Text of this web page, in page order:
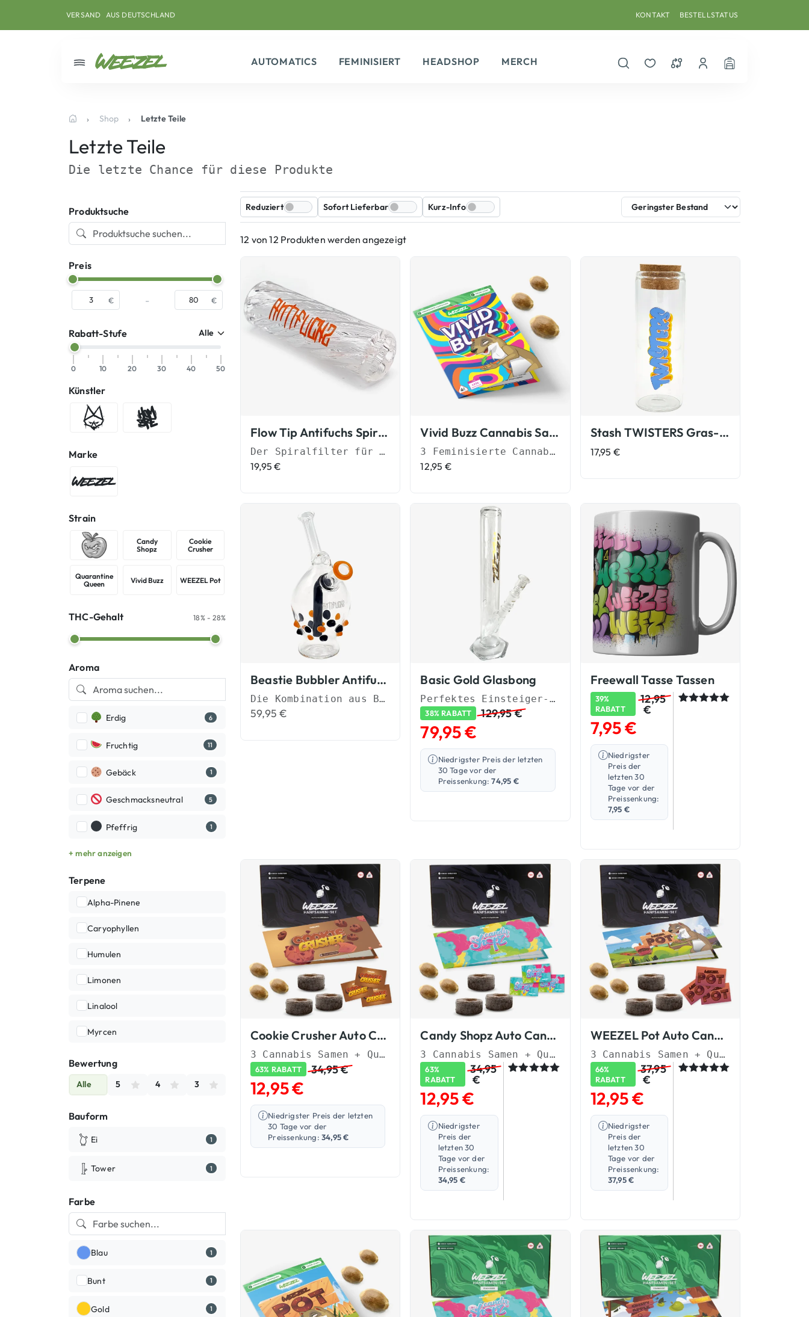
VERSAND KONTAKT BESTELLSTATUS
AUTOMATICS FEMINISIERT HEADSHOP
MERCH
Shop Letzte Teile
Letzte Teile
Die letzte Chance für diese Produkte
Produktsuche
Preis
€ - €
Rabatt-Stufe
0 10 20 30 40 50
Künstler
Antifuchs Hombre SUK
Marke
WEEZEL®
Strain
Animalic Apple
Candy
ShopzCandy Shopz
Cookie
CrusherCookie Crusher
Quarantine
QueenQuarantine Queen
Vivid BuzzVivid BuzzWEEZEL PotWEEZEL Pot
THC-Gehalt 18% - 28%
Aroma
Erdig 6
Fruchtig 11
Gebäck 1
Geschmacksneutral 5
Pfeffrig 1
+ mehr anzeigen
Terpene
Alpha-Pinene
Caryophyllen
Humulen
Limonen
Linalool
Myrcen
Bewertung
Alle 5 4 3
Bauform
Ei 1
Tower 1
Farbe
Blau 1
Bunt 1
Gold 1
Reduziert Sofort Lieferbar Kurz-Info
12 von 12 Produkten werden angezeigt
Flow Tip Antifuchs Spiralfilter
Der Spiralfilter für besseren Durchzug
19,95€
Vivid Buzz Cannabis Samen
3 Feminisierte Cannabis Samen
12,95 €
Stash TWISTERS Gras-Glas
17,95 €
Beastie Bubbler Antifuchs Joint Bubbler
Die Kombination aus Bong und Joint
59,95€
Basic Gold Glasbong
Perfektes Einsteiger-Set in handgemachter Qualität
38% RABATT 129,95€
79,95€
Niedrigster Preis der letzten
30 Tage vor der
Preissenkung:74,95 €
Freewall Tasse Tassen
39%
RABATT
12,95
€
7,95€
Niedrigster
Preis der
letzten 30
Tage vor der
Preissenkung:
7,95 €
Cookie Crusher Auto Cannabis Starterset
3 Cannabis Samen + Quellpads & Sticker
63% RABATT 34,95€
12,95€
Niedrigster Preis der letzten
30 Tage vor der
Preissenkung:34,95€
Candy Shopz Auto Cannabis Samen
3 Cannabis Samen + Quellpads & Sticker
63%
RABATT
34,95
€
12,95€
Niedrigster
Preis der
letzten 30
Tage vor der
Preissenkung:
34,95 €
WEEZEL Pot Auto Cannabis Samen
3 Cannabis Samen + Quellpads & Sticker
66%
RABATT
37,95
€
12,95€
Niedrigster
Preis der
letzten 30
Tage vor der
Preissenkung:
37,95€